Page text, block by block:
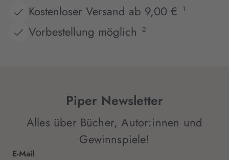
Kostenloser Versand ab 9,00 €
1
Vorbestellung möglich 2
Piper Newsletter
Alles über Bücher, Autor:innen und
Gewinnspiele!
E-Mail